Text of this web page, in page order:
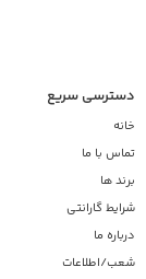
دسترسی سریع
خانه
تماس با ما
برند ها
شرایط گارانتی
درباره ما
شعب/اطلاعات